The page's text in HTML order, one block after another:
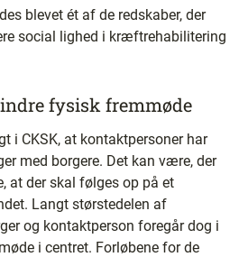
blevet ét af de redskaber, der
social lighed i kræftrehabilitering
fysisk fremmøde
i CKSK, at kontaktpersoner har
med borgere. Det kan være, der
at der skal følges op på et
Langt størstedelen af
og kontaktperson foregår dog i
i centret. Forløbene for de